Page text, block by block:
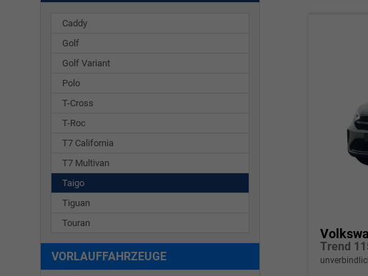
Caddy
Golf
Golf Variant
Polo
T-Cross
T-Roc
T7 California
T7 Multivan
Taigo
Tiguan
Touran
VORLAUFFAHRZEUGE